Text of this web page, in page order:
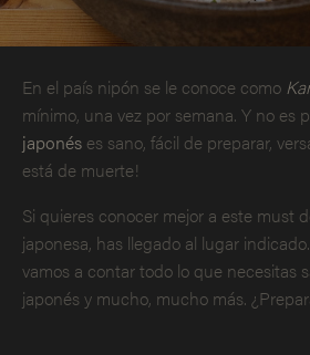
En el país nipón se le conoce como
mínimo, una vez por semana. Y no es
japonés es sano, fácil de preparar,
está de muerte!
Si quieres conocer mejor a este must
japonesa, has llegado al lugar
vamos a contar todo lo que necesitas
japonés y mucho, mucho más.